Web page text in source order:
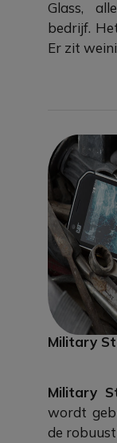
Glass,
bedrijf.
Er zit
Military
Military
wordt
de